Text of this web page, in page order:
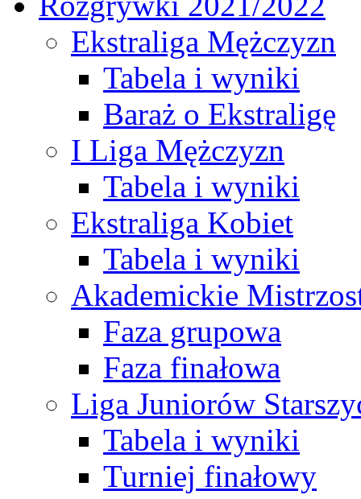
Ekstraliga Mężczyzn
Tabela i wyniki
Baraż o Ekstraligę
I Liga Mężczyzn
Tabela i wyniki
Ekstraliga Kobiet
Tabela i wyniki
Akademickie
Faza grupowa
Faza finałowa
Liga Juniorów
Tabela i wyniki
Turniej finałowy